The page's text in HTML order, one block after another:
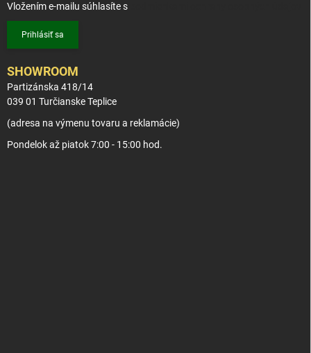
Vložením e-mailu súhlasíte s
Prihlásiť sa
SHOWROOM
Partizánska 418/14
039 01 Turčianske Teplice
(adresa na výmenu tovaru a reklamácie)
Pondelok až piatok 7:00 - 15:00 hod.